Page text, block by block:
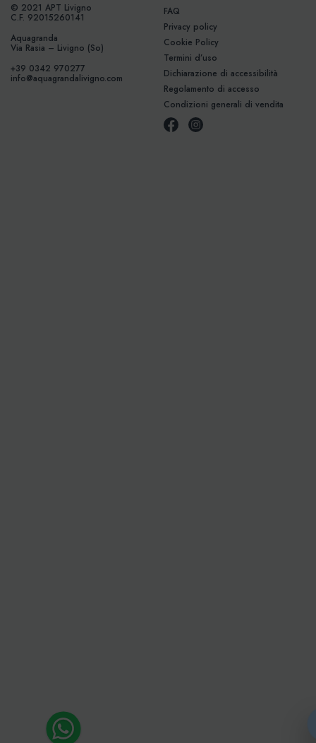
© 2021 APT Livigno
C.F. 92015260141
Aquagranda
Via Rasia – Livigno (So)
+39 0342 970277
info@aquagrandalivigno.com
FAQ
Privacy policy
Cookie Policy
Termini d’uso
Dichiarazione di accessibilità
Regolamento di accesso
Condizioni generali di vendita